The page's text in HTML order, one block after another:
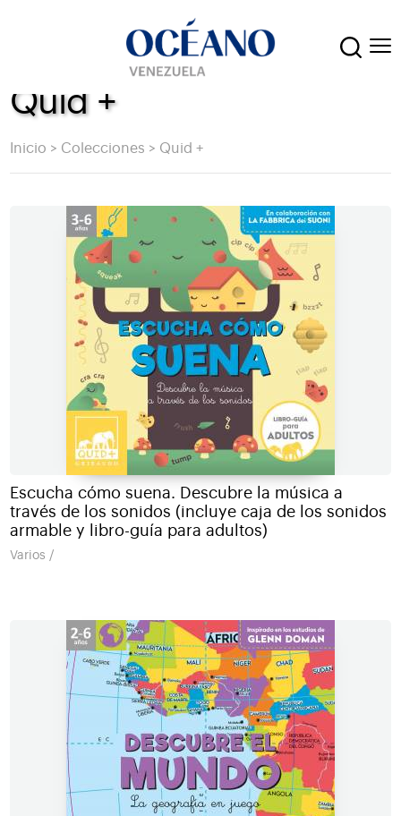
Quid +
Inicio > Colecciones > Quid +
Escucha cómo suena. Descubre la música a
través de los sonidos (incluye caja de los sonidos
armable y libro-guía para adultos)
Varios /